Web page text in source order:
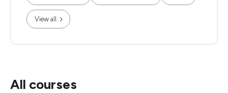
View all
All courses